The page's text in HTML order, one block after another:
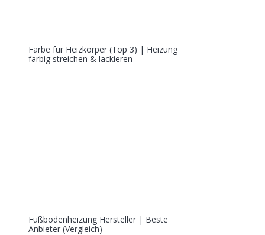
Farbe für Heizkörper (Top 3) | Heizung
farbig streichen & lackieren
Fußbodenheizung Hersteller | Beste
Anbieter (Vergleich)